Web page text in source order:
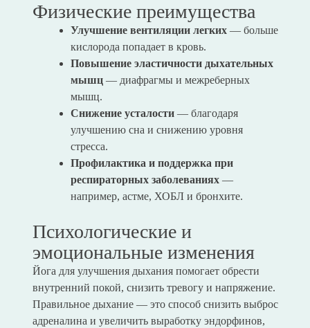
Физические преимущества
Улучшение вентиляции легких— больше
кислорода попадает в кровь.
Повышение эластичности дыхательных
мышц— диафрагмы и межреберных
мышц.
Снижение усталости— благодаря
улучшению сна и снижению уровня
стресса.
Профилактика и поддержка при
респираторных заболеваниях—
например, астме, ХОБЛ и бронхите.
Психологические и
эмоциональные изменения
Йога для улучшения дыхания помогает обрести
внутренний покой, снизить тревогу и напряжение.
Правильное дыхание — это способ снизить выброс
адреналина и увеличить выработку эндорфинов,